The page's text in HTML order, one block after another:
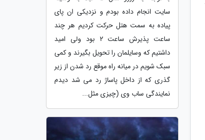
سایت انجام داده بودم و نزدیکی ان پای
پیاده به سمت هتل حرکت کردیم هر چند
ساعت پذیرش ساعت 2 بود ولی امید
داشتیم که وسایلمان را تحویل بگیرند و کمی
سبک شویم در میانه راه موقع رد شدن از زیر
گذری که از داخل پاساژ رد می شد دیدم
نمایندگی ساب وی (چیزی مثل...